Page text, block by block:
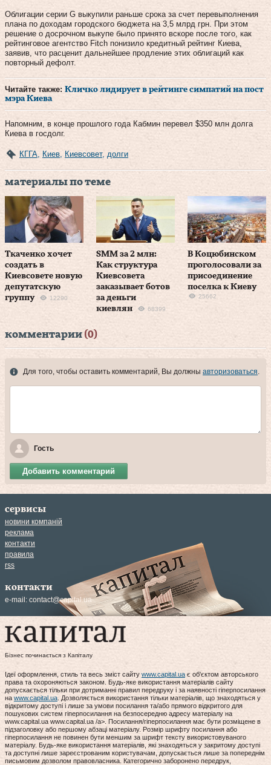
Облигации серии G выкупили раньше срока за счет перевыполнения
плана по доходам городского бюджета на 3,5 млрд грн. При этом
решение о досрочном выкупе было принято вскоре после того, как
рейтинговое агентство Fitch понизило кредитный рейтинг Киева,
заявив, что расценит дальнейшее продление этих облигаций как
повторный дефолт.
Читайте также: Кличко лидирует в рейтинге симпатий на пост
мэра Киева
Напомним, в конце прошлого года Кабмин перевел $350 млн долга
Киева в госдолг.
КГГА Киев Киевсовет, долги
материалы по теме
Ткаченко хочет
создать в
Киевсовете новую
депутатскую
группу
12290
SMM за 2 млн:
Как структура
Киевсовета
заказывает ботов
за деньги
киевлян
68399
В Коцюбинском
проголосовали за
присоединение
поселка к Киеву
25662
комментарии (0)
Для того, чтобы оставить комментарий, Вы должны авторизоваться.
Гость
Добавить комментарий
сервисы
новини компаній
реклама
контакти
правила
rss
контакти
e-mail: contact@capital.ua
Бізнес починається з Капіталу
Ідеї оформлення, стиль та весь зміст сайту www.capital.uaє об'єктом авторського
права та охороняються законом. Будь-яке використання матеріалів сайту
допускається тільки при дотриманні правил передруку і за наявності гіперпосилання
на www.capital.ua. Дозволяється використання тільки матеріалів, що знаходяться у
відкритому доступі і лише за умови посилання та/або прямого відкритого для
пошукових систем гіперпосилання на безпосередню адресу матеріалу на
www.capital.ua www.capital.ua /a>. Посилання/гіперпосилання має бути розміщене в
підзаголовку або першому абзаці матеріалу. Розмір шрифту посилання або
гіперпосилання не повинен бути меншим за шрифт тексту використовуваного
матеріалу. Будь-яке використання матеріалів, які знаходяться у закритому доступі
та доступні лише зареєстрованим користувачам, допускається лише за попереднім
письмовим дозволом правовласника. Категорично заборонено передрук,